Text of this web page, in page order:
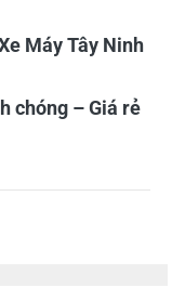
Máy Tây Ninh
chóng – Giá rẻ